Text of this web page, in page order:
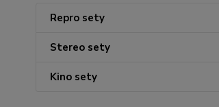
Repro sety
Stereo sety
Kino sety